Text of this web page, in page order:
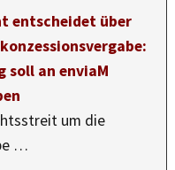
entscheidet über
soll an enviaM
um die
…